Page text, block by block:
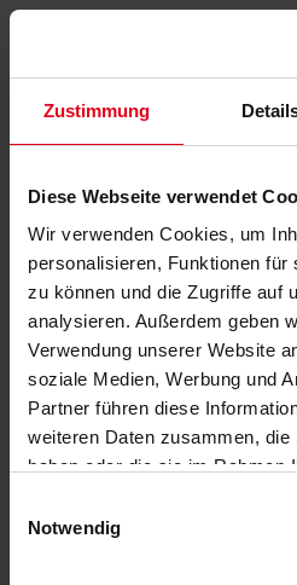
Zustimmung
Diese Webseite verwendet
Wir verwenden Cookies, um
personalisieren, Funktionen für
zu können und die Zugriffe auf
analysieren. Außerdem geben
Verwendung unserer Website
soziale Medien, Werbung und
Partner führen diese
weiteren Daten zusammen, die
haben oder die sie im Rahmen
Notwendig